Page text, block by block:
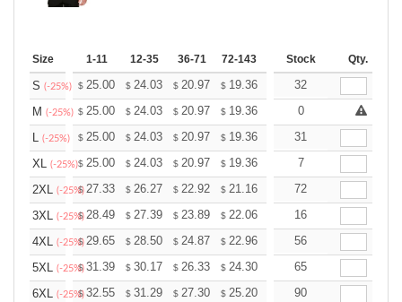
Size 1-11 12-35 36-71 72-143 144-287 288 + More
Stock Qty.
S (-25%) $ 25.00 $ 24.03 $ 20.97 $ 19.36 18.39
32
M (-25%) $ 25.00 $ 24.03 $ 20.97 $ 19.36 18.39
0
L (-25%) $ 25.00 $ 24.03 $ 20.97 $ 19.36 18.39
31
XL (-25%)$ 25.00 $ 24.03 $ 20.97 $ 19.36 18.39
7
2XL (-25%)
$27.33 $ 26.27 $ 22.92 $ 21.16 20.10
72
3XL (-25%)
$28.49 $ 27.39 $ 23.89 $ 22.06 20.95
16
4XL (-25%)
$29.65 $ 28.50 $ 24.87 $ 22.96 21.81
56
5XL (-25%)
$31.39 $ 30.17 $ 26.33 $ 24.30 23.08
65
6XL (-25%)
$32.55 $ 31.29 $ 27.30 $ 25.20 23.94
90